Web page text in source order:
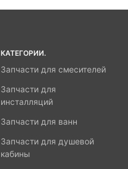
КАТЕГОРИИ.
Запчасти для смесителей
Запчасти для
инсталляций
Запчасти для ванн
Запчасти для душевой
кабины